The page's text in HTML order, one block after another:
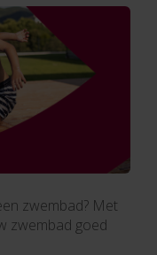
zwembad? Met
zwembad goed